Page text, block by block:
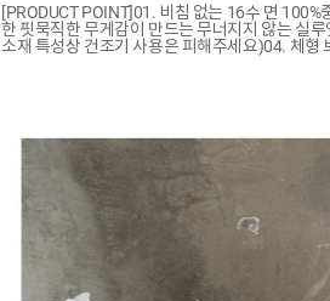
[PRODUCT POINT]01. 비침 없는 16수 면
한 핏묵직한 무게감이 만드는 무너지지 않는 실
소재 특성상 건조기 사용은 피해주세요)04. 체형